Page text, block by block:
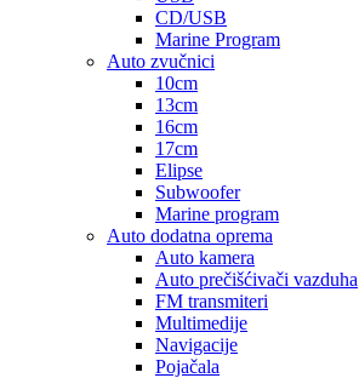
CD/USB
Marine Program
Auto zvučnici
10cm
13cm
16cm
17cm
Elipse
Subwoofer
Marine program
Auto dodatna oprema
Auto kamera
Auto prečišćivači vazduha
FM transmiteri
Multimedije
Navigacije
Pojačala